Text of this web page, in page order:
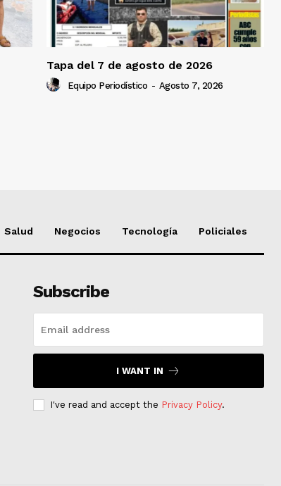
Tapa del 7 de agosto de 2026
Equipo Periodístico - Agosto 7, 2026
Salud Negocios Tecnología Policiales
Subscribe
I WANT IN
I've read and accept the Privacy Policy.